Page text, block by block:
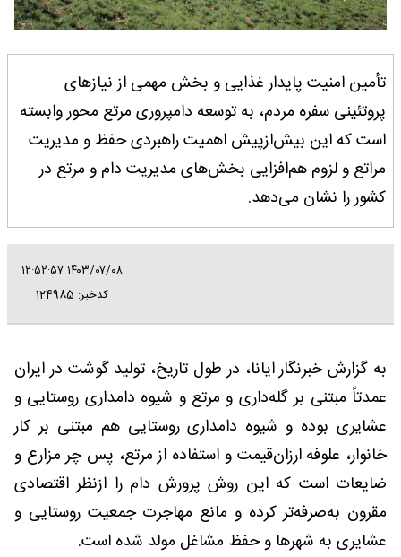
تأمین امنیت پایدار غذایی و بخش مهمی از نیازهای
پروتئینی سفره مردم، به توسعه دامپروری مرتع محور وابسته
است که این بیش‌ازپیش اهمیت راهبردی حفظ و مدیریت
مراتع و لزوم هم‌افزایی بخش‌های مدیریت دام و مرتع در
کشور را نشان می‌دهد.
۱۴۰۳/۰۷/۰۸ ۱۲:۵۲:۵۷
کدخبر: 124985
به گزارش خبرنگار ایانا، در طول تاریخ، تولید گوشت در ایران
عمدتاً مبتنی بر گله‌داری و مرتع و شیوه دامداری روستایی و
عشایری بوده و شیوه دامداری روستایی هم مبتنی بر کار
خانوار، علوفه ارزان‌قیمت و استفاده از مرتع، پس چر مزارع و
ضایعات است که این روش پرورش دام را ازنظر اقتصادی
مقرون به‌صرفه‌تر کرده و مانع مهاجرت جمعیت روستایی و
عشایری به شهرها و حفظ مشاغل مولد شده است.